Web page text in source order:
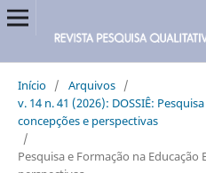
Início / Arquivos /
v. 14 n. 41 (2026): DOSSIÊ:
concepções e perspectivas
/
Pesquisa e Formação na Educação